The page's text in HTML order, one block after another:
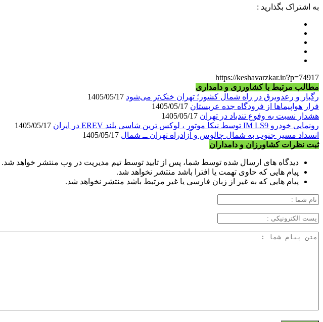
به اشتراک بگذارید :
https://keshavarzkar.ir/?p=74917
مطالب مرتبط با کشاورزی و دامداری
رگبار و رعدوبرق در راه شمال کشور؛ تهران خنک‌تر می‌شود
فرار هواپیماها از فرودگاه جده عربستان
هشدار نسبت به وفوع تندباد در تهران
رونمایی خودرو IM LS9 توسط نیکا موتور ، لوکس ترین شاسی بلند EREV در ایران
انسداد مسیر جنوب به شمال چالوس و آزادراه تهران ــ شمال
ثبت نظرات کشاورزان و دامداران
دیدگاه های ارسال شده توسط شما، پس از تایید توسط تیم مدیریت در وب منتشر خواهد شد.
پیام هایی که حاوی تهمت یا افترا باشد منتشر نخواهد شد.
پیام هایی که به غیر از زبان فارسی یا غیر مرتبط باشد منتشر نخواهد شد.